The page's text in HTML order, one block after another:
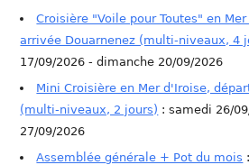
Croisière "Voile pour Toutes" en
arrivée Douarnenez (multi-niveaux, 4
17/09/2026 - dimanche 20/09/2026
Mini Croisière en Mer d'Iroise,
(multi-niveaux, 2 jours) : samedi 26/
27/09/2026
Assemblée générale + Pot du mois